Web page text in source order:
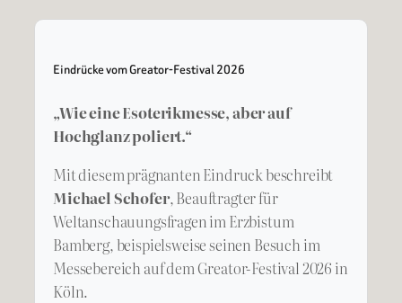
Eindrücke vom Greator-Festival 2026
„Wie eine Esoterikmesse, aber auf
Hochglanz poliert.“
Mit diesem prägnanten Eindruck beschreibt
Michael Schofer, Beauftragter für
Weltanschauungsfragen im Erzbistum
Bamberg, beispielsweise seinen Besuch im
Messebereich auf dem Greator-Festival 2026 in
Köln.